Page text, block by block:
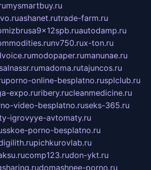
mysmartbuy.ru
ashanet.rutrade-farm.ru
autodamp.ru
nv750.rux-ton.ru
modopaper.rumanunae.ru
madoma.rutajuncos.ru
porno-online-besplatno.rusplclub.ru
expo.ruribery.rucleanmedicine.ru
video-besplatno.ruseks-365.ru
igrovyye-avtomaty.ru
porno-besplatno.ru
pichkurovlab.ru
comp123.rudon-ykt.ru
domashnee-porno.ru